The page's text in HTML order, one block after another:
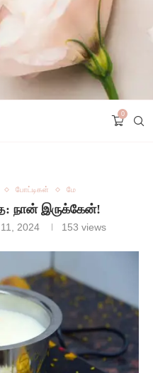
0
போட்டிகள் மே
நான் இருக்கேன்!
2024 153 views